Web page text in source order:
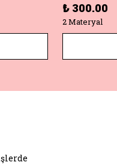
₺ 300.00
2 Materyal